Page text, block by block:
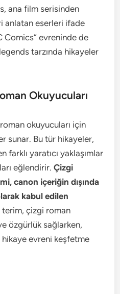
ana film serisinden
anlatan eserleri ifade
Comics” evreninde de
tarzında hikayeler
Okuyucuları
okuyucuları için
sunar. Bu tür hikayeler,
yaratıcı yaklaşımlar
eğlendirir.Çizgi
canon içeriğin dışında
kabul edilen
terim, çizgi roman
özgürlük sağlarken,
evreni keşfetme